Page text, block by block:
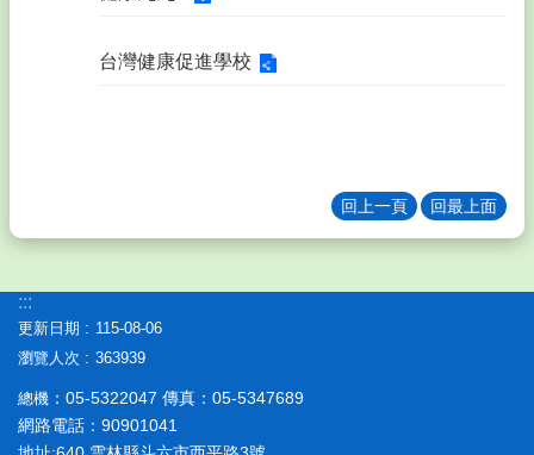
台灣健康促進學校
回上一頁 回最上面
:::
更新日期
115-08-06
瀏覽人次
363939
總機 ：05-5322047 傳真：05-5347689
網路電話：90901041